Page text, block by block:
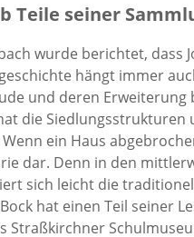
Teile seiner
wurde berichtet, dass
hängt immer
und deren
die
ein Haus
dar. Denn in den
sich leicht die
hat einen Teil seiner
Straßkirchner